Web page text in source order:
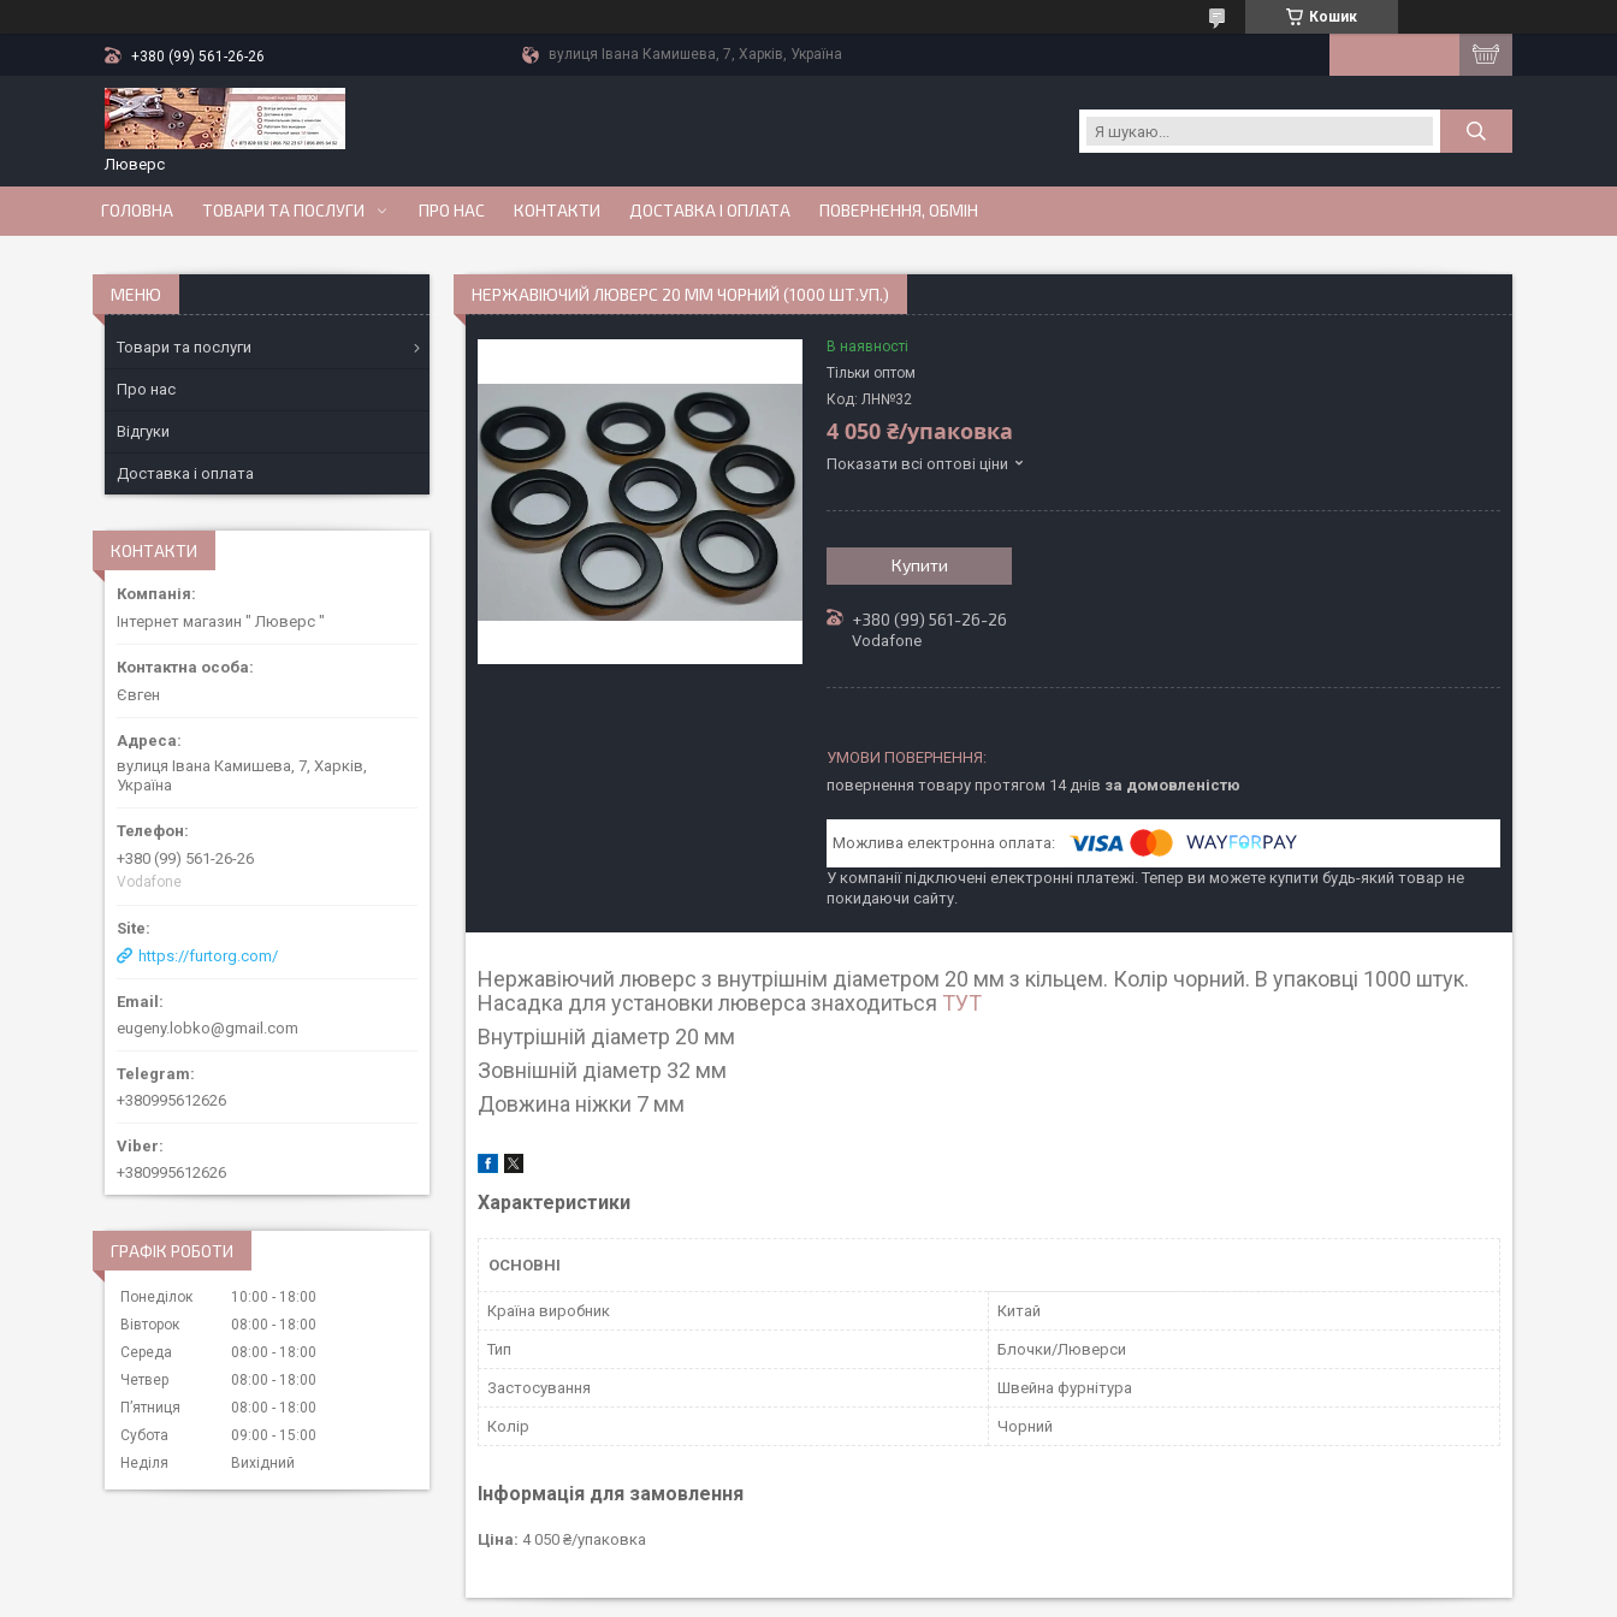
Кошик
+380 (99) 561-26-26 вулиця Івана Камишева, 7, Харків, Україна
Люверс
ГОЛОВНА ТОВАРИ ТА ПОСЛУГИ ПРО НАС КОНТАКТИ ДОСТАВКА І ОПЛАТА ПОВЕРНЕННЯ, ОБМІН
НЕРЖАВІЮЧИЙ ЛЮВЕРС 20 ММ ЧОРНИЙ (1000 ШТ.УП.)
В наявності
Тільки оптом
Код: ЛН№32
4 050 ₴/упаковка
Показати всі оптові ціни
Купити
+380 (99) 561-26-26
Vodafone
повернення товару протягом 14 днів за домовленістю
У компанії підключені електронні платежі. Тепер ви можете купити будь-який товар не
покидаючи сайту.
Нержавіючий люверс з внутрішнім діаметром 20 мм з кільцем. Колір чорний. В упаковці 1000 штук.
Насадка для установки люверса знаходиться ТУТ
Внутрішній діаметр 20 мм
Зовнішній діаметр 32 мм
Довжина ніжки 7 мм
Характеристики
ОСНОВНІ
Країна виробник Китай
Тип Блочки/Люверси
Застосування Швейна фурнітура
Колір Чорний
Інформація для замовлення
Ціна: 4 050 ₴/упаковка
Товари та послуги
Про нас
Відгуки
Доставка і оплата
КОНТАКТИ
Інтернет магазин " Люверс "
Євген
вулиця Івана Камишева, 7, Харків,
Україна
+380 (99) 561-26-26
Vodafone
https://furtorg.com/
eugeny.lobko@gmail.com
+380995612626
+380995612626
ГРАФІК РОБОТИ
Понеділок 10:00
18:00
Вівторок
08:00
18:00
Середа
08:00
18:00
Четвер
08:00
18:00
Пʼятниця
08:00
18:00
Субота
09:00
15:00
Неділя
Вихідний